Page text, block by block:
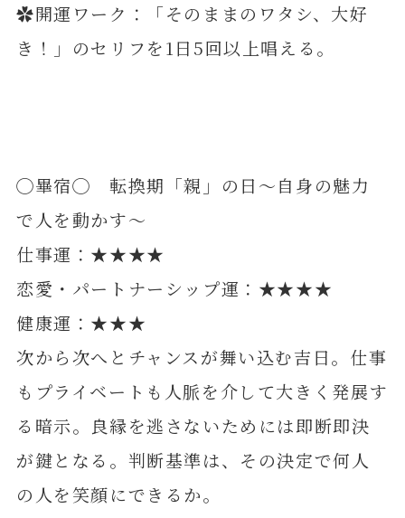
✿開運ワーク：「そのままのワタシ、大好
き！」のセリフを1日5回以上唱える。
◯畢宿◯ 転換期「親」の日～自身の魅力
で人を動かす～
仕事運：★★★★
恋愛・パートナーシップ運：★★★★
健康運：★★★
次から次へとチャンスが舞い込む吉日。仕事
もプライベートも人脈を介して大きく発展す
る暗示。良縁を逃さないためには即断即決
が鍵となる。判断基準は、その決定で何人
の人を笑顔にできるか。